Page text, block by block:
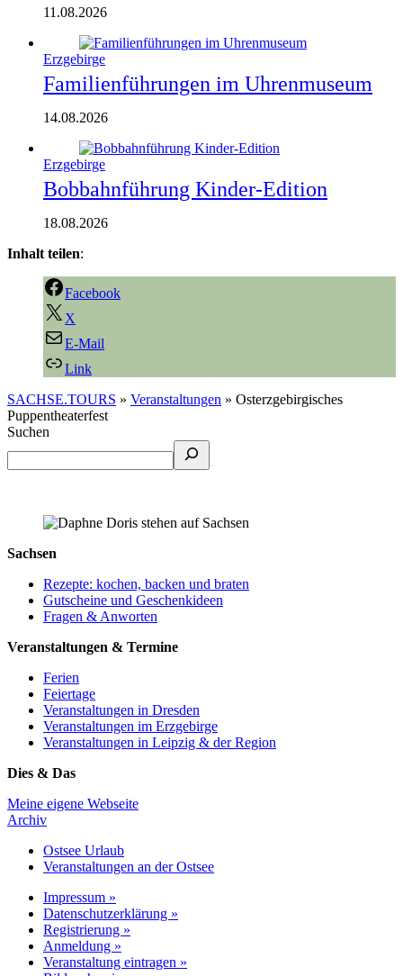
11.08.2026
Erzgebirge
Familienführungen im Uhrenmuseum
14.08.2026
Erzgebirge
Bobbahnführung Kinder-Edition
18.08.2026
Inhalt teilen:
Facebook
X
E-Mail
Link
SACHSE.TOURS » Veranstaltungen » Osterzgebirgisches
Puppentheaterfest
Suchen
Sachsen
Rezepte: kochen, backen und braten
Gutscheine und Geschenkideen
Fragen & Anworten
Veranstaltungen & Termine
Ferien
Feiertage
Veranstaltungen in Dresden
Veranstaltungen im Erzgebirge
Veranstaltungen in Leipzig & der Region
Dies & Das
Meine eigene Webseite
Archiv
Ostsee Urlaub
Veranstaltungen an der Ostsee
Impressum »
Datenschutzerklärung »
Registrierung »
Anmeldung »
Veranstaltung eintragen »